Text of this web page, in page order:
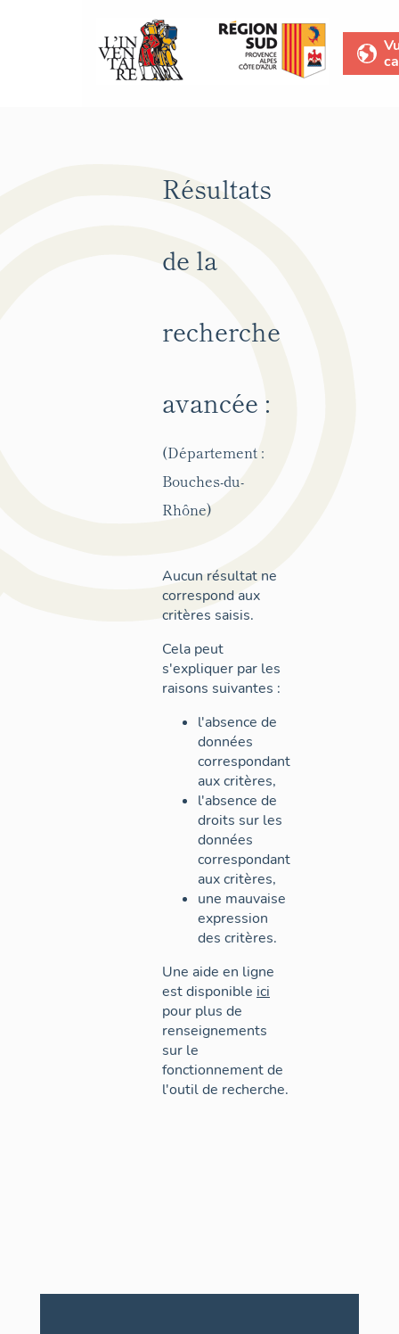
Résultats
de la
recherche
avancée :
(Département :
Bouches-du-
Rhône)
Aucun résultat ne
correspond aux
critères saisis.
Cela peut
s'expliquer par les
raisons suivantes :
l'absence de
données
correspondant
aux critères,
l'absence de
droits sur les
données
correspondant
aux critères,
une mauvaise
expression
des critères.
Une aide en ligne
est disponible ici
pour plus de
renseignements
sur le
fonctionnement de
l'outil de recherche.